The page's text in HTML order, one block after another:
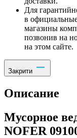
Для
в
магазины
позвонив на
на этом сайте.
Закрити
Описание
Мусорное
NOFER